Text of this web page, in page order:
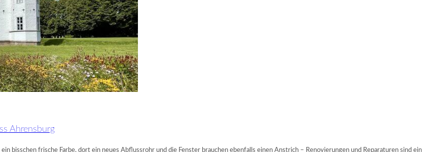
Ahrensburg
bisschen frische Farbe, dort ein neues Abflussrohr und die Fenster brauchen ebenfalls einen Anstrich – Renovierungen und Reparaturen sind ein